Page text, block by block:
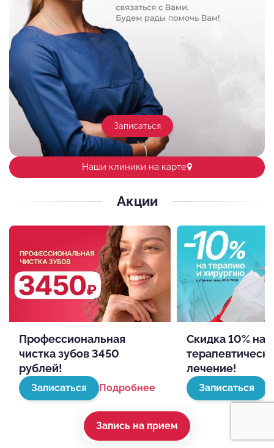
Записаться
Наши клиники на карте
Акции
Профессиональная
чистка зубов 3450
рублей!
Записаться Подробнее
Скидка 10% на
лечение!
Записаться
Запись на прием